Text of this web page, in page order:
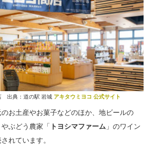
出典：道の駅 岩城 アキタウミヨコ 公式サイト
のお土産やお菓子などのほか、地ビールの
やぶどう農家「 トヨシマファーム 」のワイン
れています。